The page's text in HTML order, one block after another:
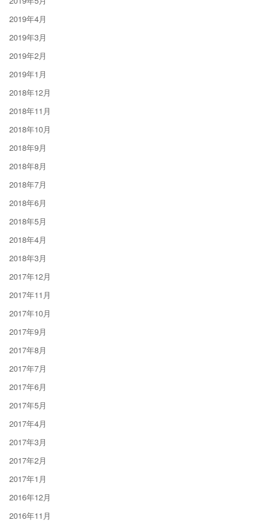
2019年4月
2019年3月
2019年2月
2019年1月
2018年12月
2018年11月
2018年10月
2018年9月
2018年8月
2018年7月
2018年6月
2018年5月
2018年4月
2018年3月
2017年12月
2017年11月
2017年10月
2017年9月
2017年8月
2017年7月
2017年6月
2017年5月
2017年4月
2017年3月
2017年2月
2017年1月
2016年12月
2016年11月